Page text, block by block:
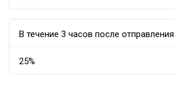
В течение 3 часов после отправления
25%